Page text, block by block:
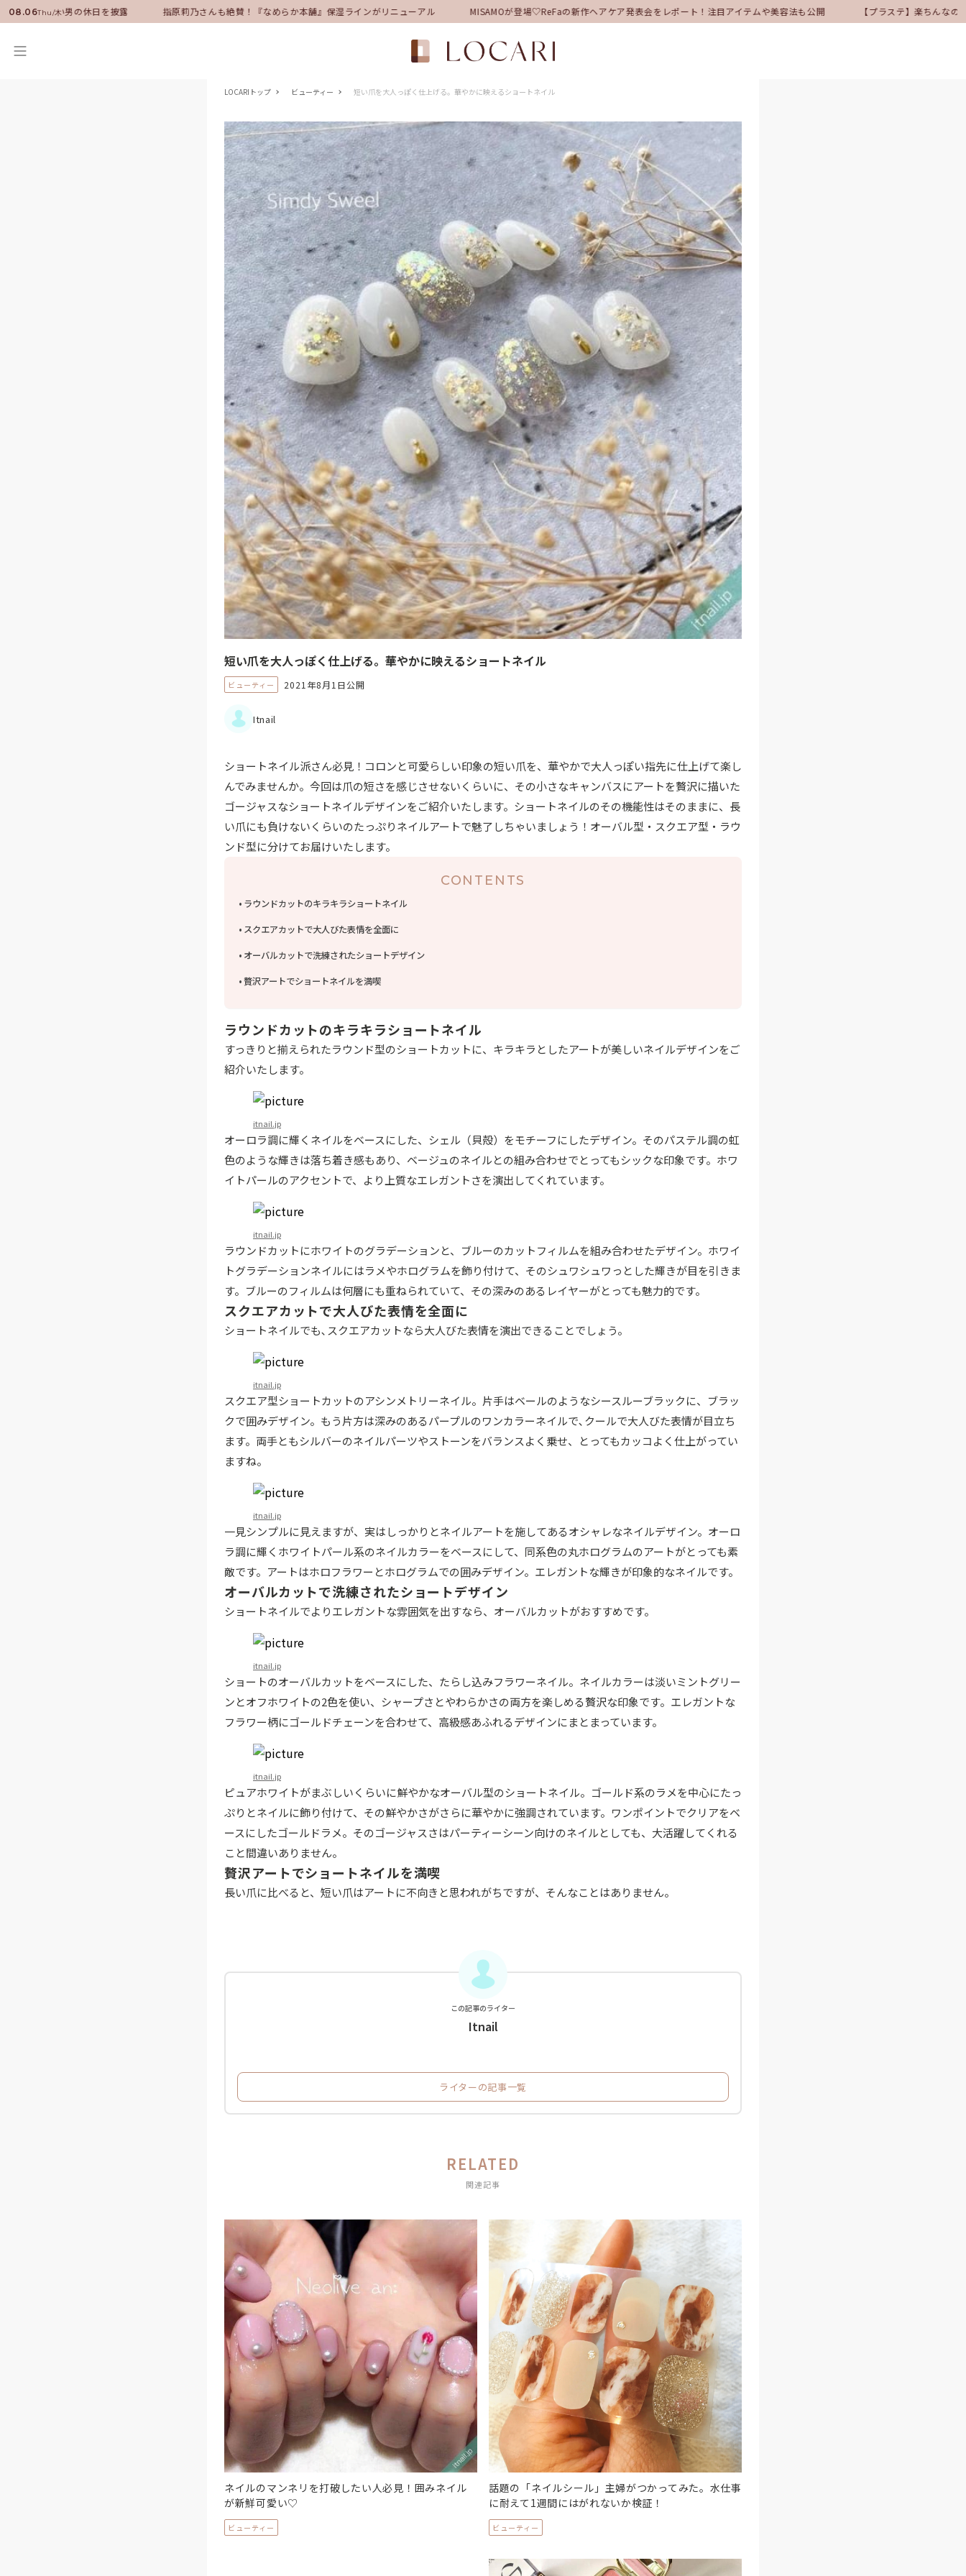
08.06Thu/木
就任！いい男の休日を披露 指原莉乃さんも絶賛！『なめらか本舗』保湿ラインがリニューアル MISAMOが登場♡ReFaの新作ヘアケア発表会をレポート！注目アイテムや美容法も公開 【プラステ】楽ちんなのに
LOCARIトップ ビューティー 短い爪を大人っぽく仕上げる。華やかに映えるショートネイル
短い爪を大人っぽく仕上げる。華やかに映えるショートネイル
ビューティー 2021年8月1日公開
Itnail
ショートネイル派さん必見！コロンと可愛らしい印象の短い爪を、華やかで大人っぽい指先に仕上げて楽し
んでみませんか。今回は爪の短さを感じさせないくらいに、その小さなキャンバスにアートを贅沢に描いた
ゴージャスなショートネイルデザインをご紹介いたします。ショートネイルのその機能性はそのままに、長
い爪にも負けないくらいのたっぷりネイルアートで魅了しちゃいましょう！オーバル型・スクエア型・ラウ
ンド型に分けてお届けいたします。
CONTENTS
ラウンドカットのキラキラショートネイル
スクエアカットで大人びた表情を全面に
オーバルカットで洗練されたショートデザイン
贅沢アートでショートネイルを満喫
ラウンドカットのキラキラショートネイル
すっきりと揃えられたラウンド型のショートカットに、キラキラとしたアートが美しいネイルデザインをご
紹介いたします。
itnail.jp
オーロラ調に輝くネイルをベースにした、シェル（貝殻）をモチーフにしたデザイン。そのパステル調の虹
色のような輝きは落ち着き感もあり、ベージュのネイルとの組み合わせでとってもシックな印象です。ホワ
イトパールのアクセントで、より上質なエレガントさを演出してくれています。
itnail.jp
ラウンドカットにホワイトのグラデーションと、ブルーのカットフィルムを組み合わせたデザイン。ホワイ
トグラデーションネイルにはラメやホログラムを飾り付けて、そのシュワシュワっとした輝きが目を引きま
す。ブルーのフィルムは何層にも重ねられていて、その深みのあるレイヤーがとっても魅力的です。
スクエアカットで大人びた表情を全面に
ショートネイルでも､スクエアカットなら大人びた表情を演出できることでしょう。
itnail.jp
スクエア型ショートカットのアシンメトリーネイル。片手はベールのようなシースルーブラックに、ブラッ
クで囲みデザイン。もう片方は深みのあるパープルのワンカラーネイルで､クールで大人びた表情が目立ち
ます。両手ともシルバーのネイルパーツやストーンをバランスよく乗せ、とってもカッコよく仕上がってい
ますね。
itnail.jp
一見シンプルに見えますが、実はしっかりとネイルアートを施してあるオシャレなネイルデザイン。オーロ
ラ調に輝くホワイトパール系のネイルカラーをベースにして、同系色の丸ホログラムのアートがとっても素
敵です。アートはホロフラワーとホログラムでの囲みデザイン。エレガントな輝きが印象的なネイルです。
オーバルカットで洗練されたショートデザイン
ショートネイルでよりエレガントな雰囲気を出すなら、オーバルカットがおすすめです。
itnail.jp
ショートのオーバルカットをベースにした、たらし込みフラワーネイル。ネイルカラーは淡いミントグリー
ンとオフホワイトの2色を使い、シャープさとやわらかさの両方を楽しめる贅沢な印象です。エレガントな
フラワー柄にゴールドチェーンを合わせて、高級感あふれるデザインにまとまっています。
itnail.jp
ピュアホワイトがまぶしいくらいに鮮やかなオーバル型のショートネイル。ゴールド系のラメを中心にたっ
ぷりとネイルに飾り付けて、その鮮やかさがさらに華やかに強調されています。ワンポイントでクリアをベ
ースにしたゴールドラメ。そのゴージャスさはパーティーシーン向けのネイルとしても、大活躍してくれる
こと間違いありません。
贅沢アートでショートネイルを満喫
長い爪に比べると、短い爪はアートに不向きと思われがちですが、そんなことはありません。
この記事のライター
Itnail
ライターの記事一覧
RELATED
関連記事
ネイルのマンネリを打破したい人必見！囲みネイル
が新鮮可愛い♡
ビューティー
話題の「ネイルシール」主婦がつかってみた。水仕事
に耐えて1週間にはがれないか検証！
ビューティー